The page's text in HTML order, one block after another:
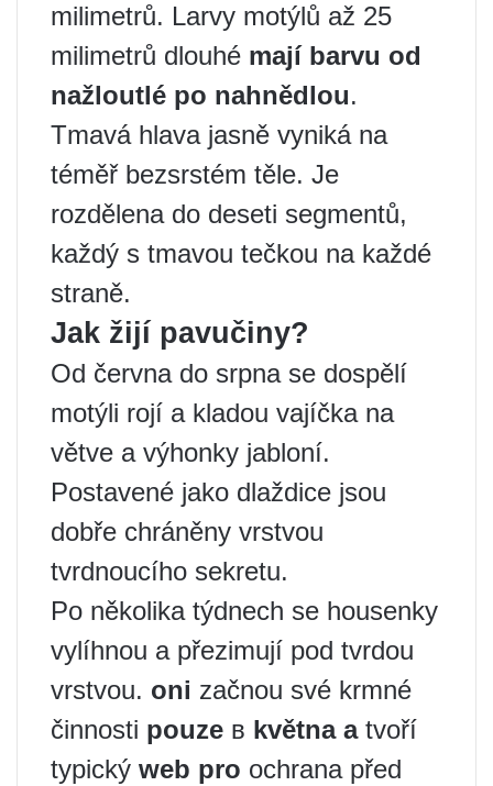
milimetrů. Larvy motýlů až 25
milimetrů dlouhé mají barvu od
nažloutlé po nahnědlou.
Tmavá hlava jasně vyniká na
téměř bezsrstém těle. Je
rozdělena do deseti segmentů,
každý s tmavou tečkou na každé
straně.
Jak žijí pavučiny?
Od června do srpna se dospělí
motýli rojí a kladou vajíčka na
větve a výhonky jabloní.
Postavené jako dlaždice jsou
dobře chráněny vrstvou
tvrdnoucího sekretu.
Po několika týdnech se housenky
vylíhnou a přezimují pod tvrdou
vrstvou. oni začnou své krmné
činnosti pouze в května atvoří
typický web pro ochrana před